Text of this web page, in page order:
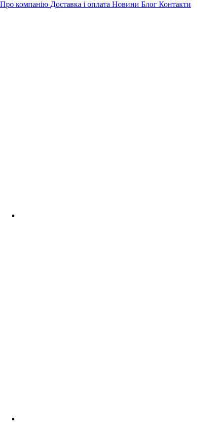
Про компанію Доставка і оплата Новини Блог Контакти